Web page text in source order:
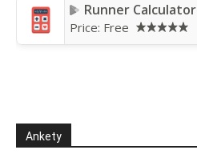
Runner Calculator
Price: Free
Ankety